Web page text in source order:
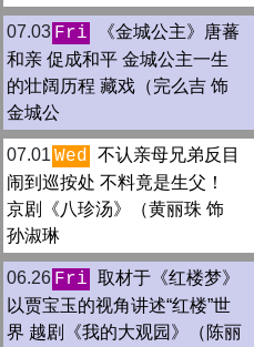
07.03 Fri
《金城公主》唐蕃
和亲 促成和平 金城公主一生
的壮阔历程 藏戏（完么吉 饰
金城公
07.01 Wed 不认亲母兄弟反目
闹到巡按处 不料竟是生父！
京剧《八珍汤》（黄丽珠 饰
孙淑琳
06.26 Fri 取材于《红楼梦》
以贾宝玉的视角讲述“红楼”世
界 越剧《我的大观园》（陈丽